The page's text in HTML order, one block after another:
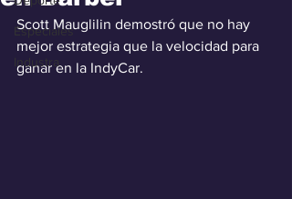
Especiales
Industra
Scott Mauglilin demostró que no hay
mejor estrategia que la velocidad para
ganar en la IndyCar.